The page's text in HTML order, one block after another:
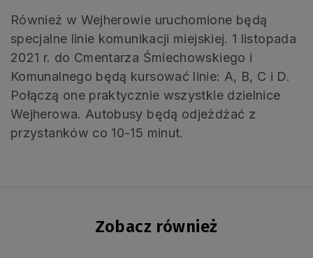
Również w Wejherowie uruchomione będą
specjalne linie komunikacji miejskiej. 1 listopada
2021 r. do Cmentarza Śmiechowskiego i
Komunalnego będą kursować linie: A, B, C i D.
Połączą one praktycznie wszystkie dzielnice
Wejherowa. Autobusy będą odjeżdżać z
przystanków co 10-15 minut.
Zobacz również